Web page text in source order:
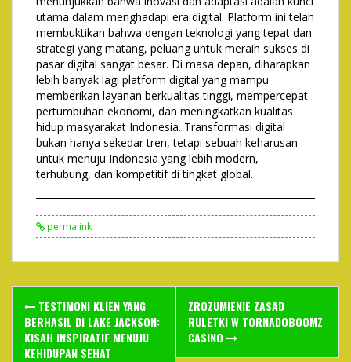
utama dalam menghadapi era digital. Platform ini telah
membuktikan bahwa dengan teknologi yang tepat dan
strategi yang matang, peluang untuk meraih sukses di
pasar digital sangat besar. Di masa depan, diharapkan
lebih banyak lagi platform digital yang mampu
memberikan layanan berkualitas tinggi, mempercepat
pertumbuhan ekonomi, dan meningkatkan kualitas
hidup masyarakat Indonesia. Transformasi digital
bukan hanya sekedar tren, tetapi sebuah keharusan
untuk menuju Indonesia yang lebih modern,
terhubung, dan kompetitif di tingkat global.
permalink
Post
navigation
TESTIMONI KLIEN YANG
BERHASIL DI LAKE JACKSON:
KISAH INSPIRATIF MENUJU
KEHIDUPAN SEHAT
ZROZUMIENIE ZASAD
RULETKI W TORNADOBOOMZ
CASINO